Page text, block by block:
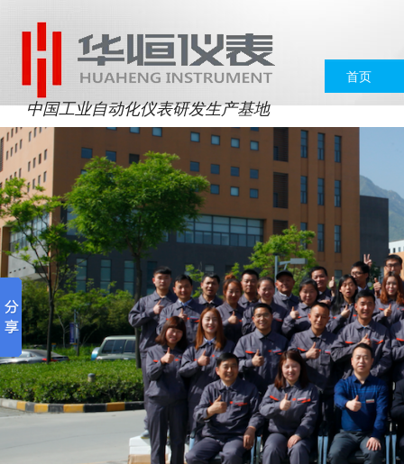
中国工业自动化仪表研发生产基地
首页